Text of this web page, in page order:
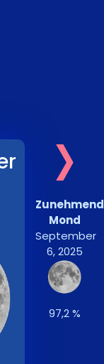
›
Mond
September
6, 2025
97,2 %